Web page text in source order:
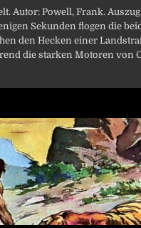
Autor: Powell, Frank.
Sekunden flogen die
den Hecken einer
die starken Motoren von